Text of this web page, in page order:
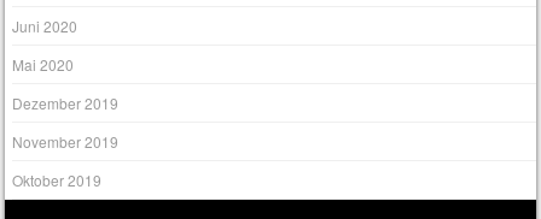
Juni 2020
Mai 2020
Dezember 2019
November 2019
Oktober 2019